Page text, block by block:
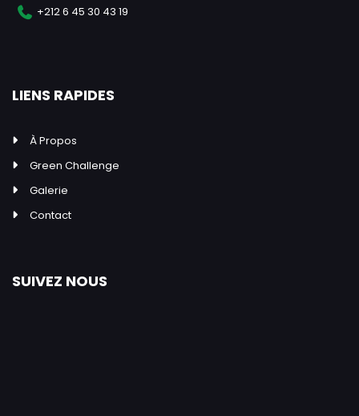
+212 6 45 30 43 19
LIENS RAPIDES
À Propos
Green Challenge
Galerie
Contact
SUIVEZ NOUS